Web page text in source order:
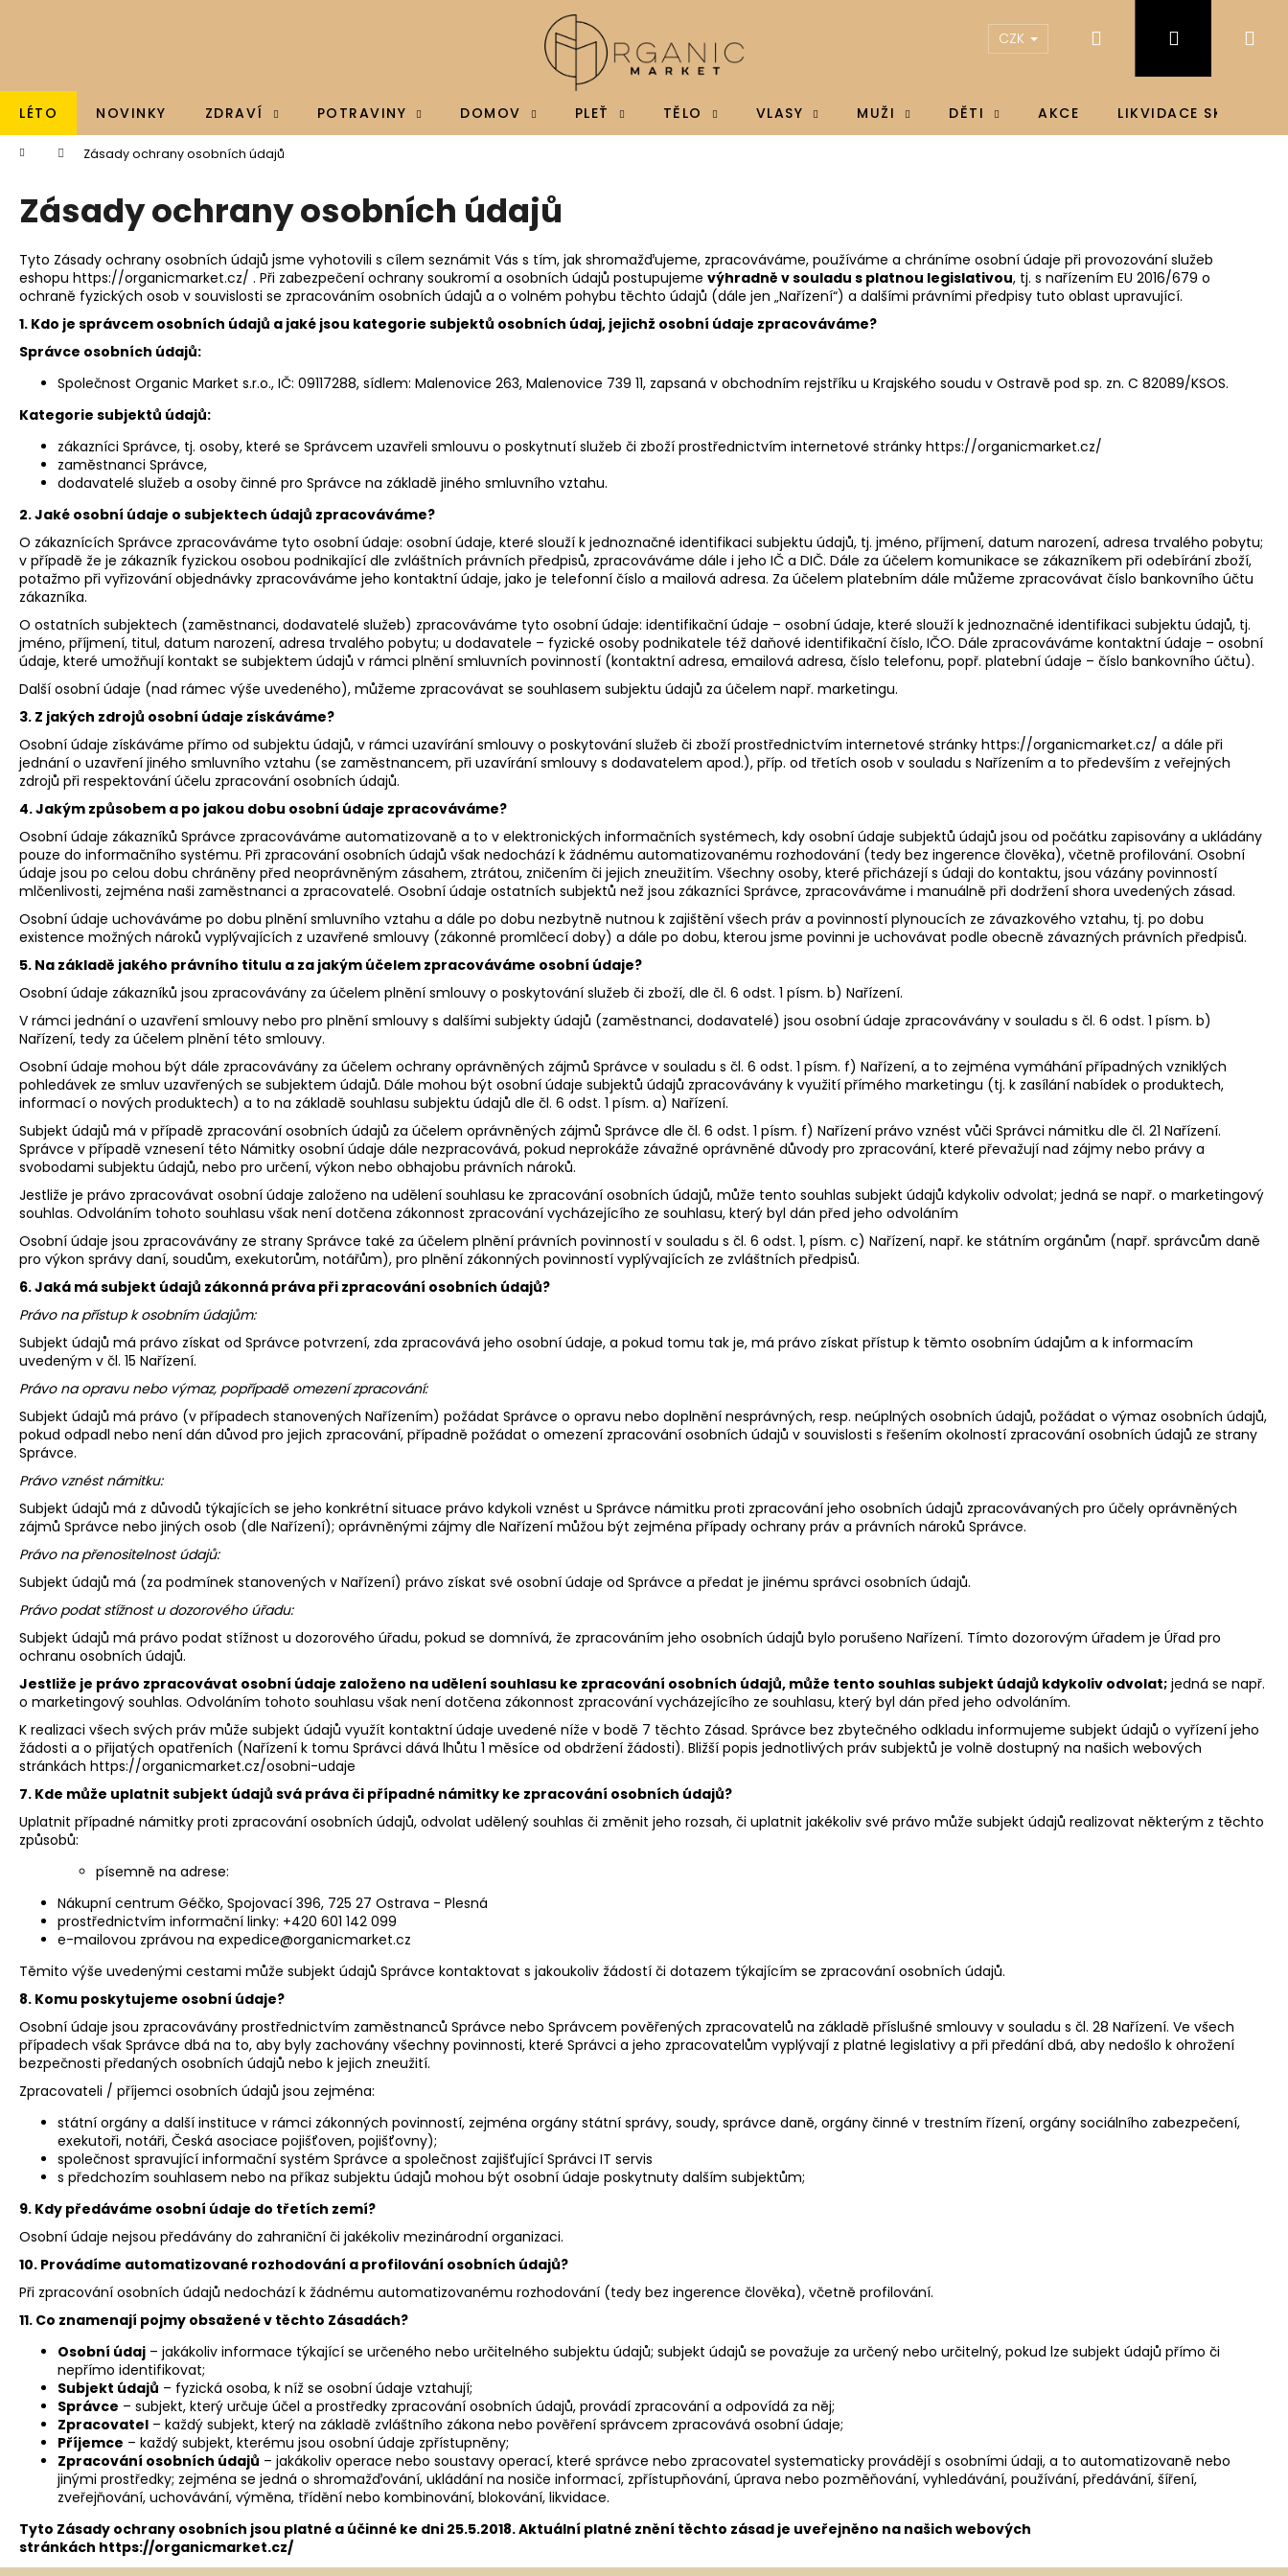
LÉTO NOVINKY ZDRAVÍ POTRAVINY DOMOV PLEŤ TĚLO VLASY MUŽI DĚTI AKCE LIKVIDACE SKLADU
CZK Přihlášení
Domů Zásady ochrany osobních údajů
Zásady ochrany osobních údajů
Tyto Zásady ochrany osobních údajů jsme vyhotovili s cílem seznámit Vás s tím, jak shromažďujeme, zpracováváme, používáme a chráníme osobní údaje při provozování služeb
eshopu https://organicmarket.cz/ . Při zabezpečení ochrany soukromí a osobních údajů postupujeme výhradně v souladu s platnou legislativou, tj. s nařízením EU 2016/679 o
ochraně fyzických osob v souvislosti se zpracováním osobních údajů a o volném pohybu těchto údajů (dále jen „Nařízení“) a dalšími právními předpisy tuto oblast upravující.
1. Kdo je správcem osobních údajů a jaké jsou kategorie subjektů osobních údaj, jejichž osobní údaje zpracováváme?
Správce osobních údajů:
Společnost Organic Market s.r.o., IČ: 09117288, sídlem: Malenovice 263, Malenovice 739 11, zapsaná v obchodním rejstříku u Krajského soudu v Ostravě pod sp. zn. C 82089/KSOS.
Kategorie subjektů údajů:
zákazníci Správce, tj. osoby, které se Správcem uzavřeli smlouvu o poskytnutí služeb či zboží prostřednictvím internetové stránky https://organicmarket.cz/
zaměstnanci Správce,
dodavatelé služeb a osoby činné pro Správce na základě jiného smluvního vztahu.
2. Jaké osobní údaje o subjektech údajů zpracováváme?
O zákaznících Správce zpracováváme tyto osobní údaje: osobní údaje, které slouží k jednoznačné identifikaci subjektu údajů, tj. jméno, příjmení, datum narození, adresa trvalého pobytu;
v případě že je zákazník fyzickou osobou podnikající dle zvláštních právních předpisů, zpracováváme dále i jeho IČ a DIČ. Dále za účelem komunikace se zákazníkem při odebírání zboží,
potažmo při vyřizování objednávky zpracováváme jeho kontaktní údaje, jako je telefonní číslo a mailová adresa. Za účelem platebním dále můžeme zpracovávat číslo bankovního účtu
zákazníka.
O ostatních subjektech (zaměstnanci, dodavatelé služeb) zpracováváme tyto osobní údaje: identifikační údaje – osobní údaje, které slouží k jednoznačné identifikaci subjektu údajů, tj.
jméno, příjmení, titul, datum narození, adresa trvalého pobytu; u dodavatele – fyzické osoby podnikatele též daňové identifikační číslo, IČO. Dále zpracováváme kontaktní údaje – osobní
údaje, které umožňují kontakt se subjektem údajů v rámci plnění smluvních povinností (kontaktní adresa, emailová adresa, číslo telefonu, popř. platební údaje – číslo bankovního účtu).
Další osobní údaje (nad rámec výše uvedeného), můžeme zpracovávat se souhlasem subjektu údajů za účelem např. marketingu.
3. Z jakých zdrojů osobní údaje získáváme?
Osobní údaje získáváme přímo od subjektu údajů, v rámci uzavírání smlouvy o poskytování služeb či zboží prostřednictvím internetové stránky https://organicmarket.cz/ a dále při
jednání o uzavření jiného smluvního vztahu (se zaměstnancem, při uzavírání smlouvy s dodavatelem apod.), příp. od třetích osob v souladu s Nařízením a to především z veřejných
zdrojů při respektování účelu zpracování osobních údajů.
4. Jakým způsobem a po jakou dobu osobní údaje zpracováváme?
Osobní údaje zákazníků Správce zpracováváme automatizovaně a to v elektronických informačních systémech, kdy osobní údaje subjektů údajů jsou od počátku zapisovány a ukládány
pouze do informačního systému. Při zpracování osobních údajů však nedochází k žádnému automatizovanému rozhodování (tedy bez ingerence člověka), včetně profilování. Osobní
údaje jsou po celou dobu chráněny před neoprávněným zásahem, ztrátou, zničením či jejich zneužitím. Všechny osoby, které přicházejí s údaji do kontaktu, jsou vázány povinností
mlčenlivosti, zejména naši zaměstnanci a zpracovatelé. Osobní údaje ostatních subjektů než jsou zákazníci Správce, zpracováváme i manuálně při dodržení shora uvedených zásad.
Osobní údaje uchováváme po dobu plnění smluvního vztahu a dále po dobu nezbytně nutnou k zajištění všech práv a povinností plynoucích ze závazkového vztahu, tj. po dobu
existence možných nároků vyplývajících z uzavřené smlouvy (zákonné promlčecí doby) a dále po dobu, kterou jsme povinni je uchovávat podle obecně závazných právních předpisů.
5. Na základě jakého právního titulu a za jakým účelem zpracováváme osobní údaje?
Osobní údaje zákazníků jsou zpracovávány za účelem plnění smlouvy o poskytování služeb či zboží, dle čl. 6 odst. 1 písm. b) Nařízení.
V rámci jednání o uzavření smlouvy nebo pro plnění smlouvy s dalšími subjekty údajů (zaměstnanci, dodavatelé) jsou osobní údaje zpracovávány v souladu s čl. 6 odst. 1 písm. b)
Nařízení, tedy za účelem plnění této smlouvy.
Osobní údaje mohou být dále zpracovávány za účelem ochrany oprávněných zájmů Správce v souladu s čl. 6 odst. 1 písm. f) Nařízení, a to zejména vymáhání případných vzniklých
pohledávek ze smluv uzavřených se subjektem údajů. Dále mohou být osobní údaje subjektů údajů zpracovávány k využití přímého marketingu (tj. k zasílání nabídek o produktech,
informací o nových produktech) a to na základě souhlasu subjektu údajů dle čl. 6 odst. 1 písm. a) Nařízení.
Subjekt údajů má v případě zpracování osobních údajů za účelem oprávněných zájmů Správce dle čl. 6 odst. 1 písm. f) Nařízení právo vznést vůči Správci námitku dle čl. 21 Nařízení.
Správce v případě vznesení této Námitky osobní údaje dále nezpracovává, pokud neprokáže závažné oprávněné důvody pro zpracování, které převažují nad zájmy nebo právy a
svobodami subjektu údajů, nebo pro určení, výkon nebo obhajobu právních nároků.
Jestliže je právo zpracovávat osobní údaje založeno na udělení souhlasu ke zpracování osobních údajů, může tento souhlas subjekt údajů kdykoliv odvolat; jedná se např. o marketingový
souhlas. Odvoláním tohoto souhlasu však není dotčena zákonnost zpracování vycházejícího ze souhlasu, který byl dán před jeho odvoláním
Osobní údaje jsou zpracovávány ze strany Správce také za účelem plnění právních povinností v souladu s čl. 6 odst. 1, písm. c) Nařízení, např. ke státním orgánům (např. správcům daně
pro výkon správy daní, soudům, exekutorům, notářům), pro plnění zákonných povinností vyplývajících ze zvláštních předpisů.
6. Jaká má subjekt údajů zákonná práva při zpracování osobních údajů?
Právo na přístup k osobním údajům:
Subjekt údajů má právo získat od Správce potvrzení, zda zpracovává jeho osobní údaje, a pokud tomu tak je, má právo získat přístup k těmto osobním údajům a k informacím
uvedeným v čl. 15 Nařízení.
Právo na opravu nebo výmaz, popřípadě omezení zpracování:
Subjekt údajů má právo (v případech stanovených Nařízením) požádat Správce o opravu nebo doplnění nesprávných, resp. neúplných osobních údajů, požádat o výmaz osobních údajů,
pokud odpadl nebo není dán důvod pro jejich zpracování, případně požádat o omezení zpracování osobních údajů v souvislosti s řešením okolností zpracování osobních údajů ze strany
Správce.
Právo vznést námitku:
Subjekt údajů má z důvodů týkajících se jeho konkrétní situace právo kdykoli vznést u Správce námitku proti zpracování jeho osobních údajů zpracovávaných pro účely oprávněných
zájmů Správce nebo jiných osob (dle Nařízení); oprávněnými zájmy dle Nařízení můžou být zejména případy ochrany práv a právních nároků Správce.
Právo na přenositelnost údajů:
Subjekt údajů má (za podmínek stanovených v Nařízení) právo získat své osobní údaje od Správce a předat je jinému správci osobních údajů.
Právo podat stížnost u dozorového úřadu:
Subjekt údajů má právo podat stížnost u dozorového úřadu, pokud se domnívá, že zpracováním jeho osobních údajů bylo porušeno Nařízení. Tímto dozorovým úřadem je Úřad pro
ochranu osobních údajů.
Jestliže je právo zpracovávat osobní údaje založeno na udělení souhlasu ke zpracování osobních údajů, může tento souhlas subjekt údajů kdykoliv odvolat; jedná se např.
o marketingový souhlas. Odvoláním tohoto souhlasu však není dotčena zákonnost zpracování vycházejícího ze souhlasu, který byl dán před jeho odvoláním.
K realizaci všech svých práv může subjekt údajů využít kontaktní údaje uvedené níže v bodě 7 těchto Zásad. Správce bez zbytečného odkladu informujeme subjekt údajů o vyřízení jeho
žádosti a o přijatých opatřeních (Nařízení k tomu Správci dává lhůtu 1 měsíce od obdržení žádosti). Bližší popis jednotlivých práv subjektů je volně dostupný na našich webových
stránkách https://organicmarket.cz/osobni-udaje
7. Kde může uplatnit subjekt údajů svá práva či případné námitky ke zpracování osobních údajů?
Uplatnit případné námitky proti zpracování osobních údajů, odvolat udělený souhlas či změnit jeho rozsah, či uplatnit jakékoliv své právo může subjekt údajů realizovat některým z těchto
způsobů:
písemně na adrese:
Nákupní centrum Géčko, Spojovací 396, 725 27 Ostrava - Plesná
prostřednictvím informační linky: +420 601 142 099
e-mailovou zprávou na expedice@organicmarket.cz
Těmito výše uvedenými cestami může subjekt údajů Správce kontaktovat s jakoukoliv žádostí či dotazem týkajícím se zpracování osobních údajů.
8. Komu poskytujeme osobní údaje?
Osobní údaje jsou zpracovávány prostřednictvím zaměstnanců Správce nebo Správcem pověřených zpracovatelů na základě příslušné smlouvy v souladu s čl. 28 Nařízení. Ve všech
případech však Správce dbá na to, aby byly zachovány všechny povinnosti, které Správci a jeho zpracovatelům vyplývají z platné legislativy a při předání dbá, aby nedošlo k ohrožení
bezpečnosti předaných osobních údajů nebo k jejich zneužití.
Zpracovateli / příjemci osobních údajů jsou zejména:
státní orgány a další instituce v rámci zákonných povinností, zejména orgány státní správy, soudy, správce daně, orgány činné v trestním řízení, orgány sociálního zabezpečení,
exekutoři, notáři, Česká asociace pojišťoven, pojišťovny);
společnost spravující informační systém Správce a společnost zajišťující Správci IT servis
s předchozím souhlasem nebo na příkaz subjektu údajů mohou být osobní údaje poskytnuty dalším subjektům;
9. Kdy předáváme osobní údaje do třetích zemí?
Osobní údaje nejsou předávány do zahraniční či jakékoliv mezinárodní organizaci.
10. Provádíme automatizované rozhodování a profilování osobních údajů?
Při zpracování osobních údajů nedochází k žádnému automatizovanému rozhodování (tedy bez ingerence člověka), včetně profilování.
11. Co znamenají pojmy obsažené v těchto Zásadách?
Osobní údaj – jakákoliv informace týkající se určeného nebo určitelného subjektu údajů; subjekt údajů se považuje za určený nebo určitelný, pokud lze subjekt údajů přímo či
nepřímo identifikovat;
Subjekt údajů – fyzická osoba, k níž se osobní údaje vztahují;
Správce – subjekt, který určuje účel a prostředky zpracování osobních údajů, provádí zpracování a odpovídá za něj;
Zpracovatel – každý subjekt, který na základě zvláštního zákona nebo pověření správcem zpracovává osobní údaje;
Příjemce – každý subjekt, kterému jsou osobní údaje zpřístupněny;
Zpracování osobních údajů – jakákoliv operace nebo soustavy operací, které správce nebo zpracovatel systematicky provádějí s osobními údaji, a to automatizovaně nebo
jinými prostředky; zejména se jedná o shromažďování, ukládání na nosiče informací, zpřístupňování, úprava nebo pozměňování, vyhledávání, používání, předávání, šíření,
zveřejňování, uchovávání, výměna, třídění nebo kombinování, blokování, likvidace.
Tyto Zásady ochrany osobních jsou platné a účinné ke dni 25.5.2018. Aktuální platné znění těchto zásad je uveřejněno na našich webových
stránkách https://organicmarket.cz/
í
obchodu
obchodu
Co potřebujete najít?
Doporučujeme
BRAINMAX - OMEGA 3, OLEJ Z TRESČÍCH
JATER, CITRÓN, 240 ML
449 Kč
999 Kč
Původně:
KAPSLÍVYSOKÁ DÁVKA D3 A